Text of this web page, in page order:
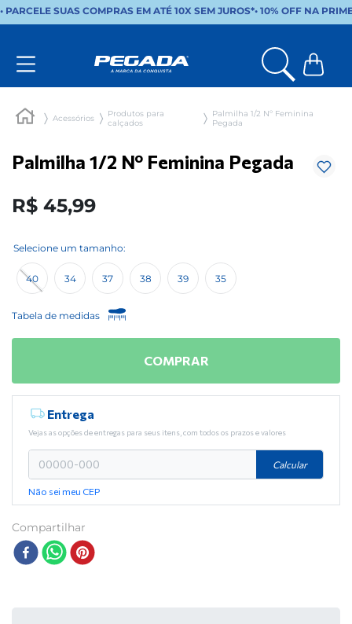
• PARCELE SUAS COMPRAS EM ATÉ 10X SEM JUROS*• 10% OFF NA
Acessórios
Produtos para
calçados
Palmilha 1/2 Nº Feminina
Pegada
Palmilha 1/2 Nº Feminina Pegada
R$ 45,99
40 34 37 38 39 35
Tabela de medidas
COMPRAR
Entrega
Vejas as opções de entregas para seus itens, com todos os prazos e valores
Calcular
Não sei meu CEP
Compartilhar